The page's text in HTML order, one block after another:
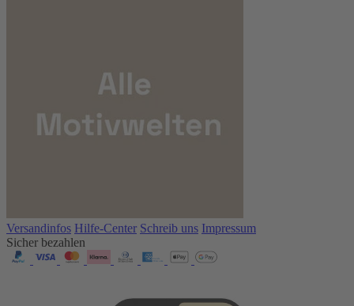
Versandinfos Hilfe-Center Schreib uns Impressum
Sicher bezahlen